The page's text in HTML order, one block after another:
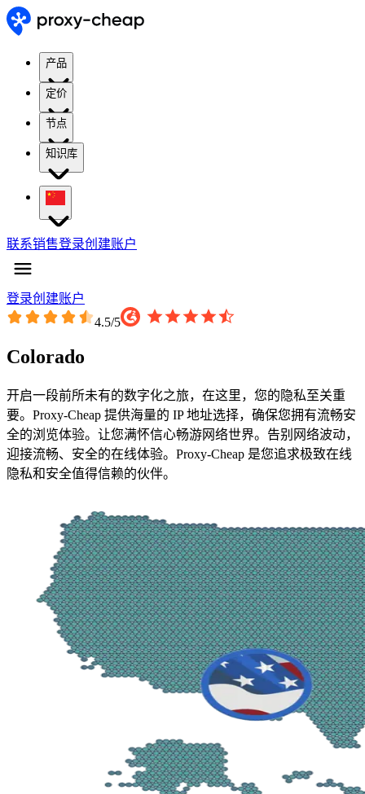
产品
定价
节点
知识库
联系销售登录创建账户
登录创建账户
4.5/5
Colorado
开启一段前所未有的数字化之旅，在这里，您的隐私至关重
要。Proxy-Cheap 提供海量的 IP 地址选择，确保您拥有流畅安
全的浏览体验。让您满怀信心畅游网络世界。告别网络波动，
迎接流畅、安全的在线体验。Proxy-Cheap 是您追求极致在线
隐私和安全值得信赖的伙伴。